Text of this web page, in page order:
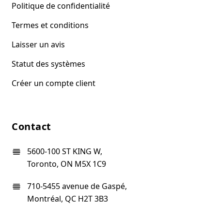
Politique de confidentialité
Termes et conditions
Laisser un avis
Statut des systèmes
Créer un compte client
Contact
5600-100 ST KING W,
Toronto, ON M5X 1C9
710-5455 avenue de Gaspé,
Montréal, QC H2T 3B3